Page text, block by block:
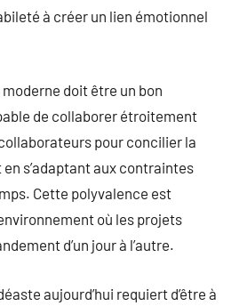
à créer un lien émotionnel
doit être un bon
de collaborer étroitement
pour concilier la
s’adaptant aux contraintes
Cette polyvalence est
où les projets
d’un jour à l’autre.
aujourd’hui requiert d’être à